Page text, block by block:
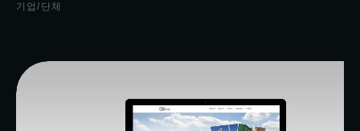
기업/단체